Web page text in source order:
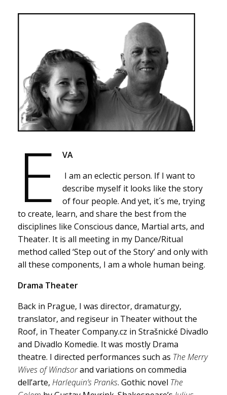
E
VA
I am an eclectic person. If I want to
describe myself it looks like the story
of four people. And yet, it´s me, trying
to create, learn, and share the best from the
disciplines like Conscious dance, Martial arts, and
Theater. It is all meeting in my Dance/Ritual
method called ‘Step out of the Story’ and only with
all these components, I am a whole human being.
Drama Theater
Back in Prague, I was director, dramaturgy,
translator, and regiseur in Theater without the
Roof, in Theater Company.cz in Strašnické Divadlo
and Divadlo Komedie. It was mostly Drama
theatre. I directed performances such as The Merry
Wives of Windsorand variations on commedia
dell’arte, Harlequin’s Pranks. Gothic novel The